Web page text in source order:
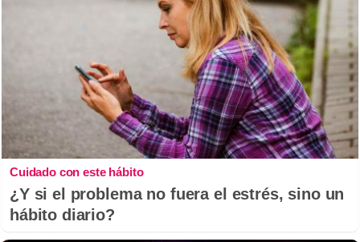
Cuidado con este hábito
¿Y si el problema no fuera el estrés, sino un
hábito diario?